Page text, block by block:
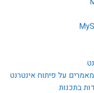
על פיתוח אינטרנט
בתכנות